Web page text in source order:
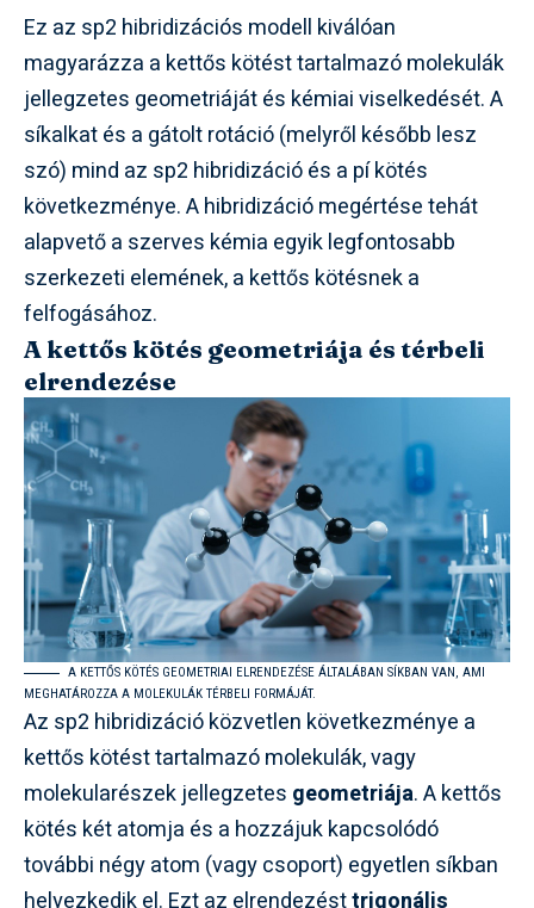
Ez az sp2 hibridizációs modell kiválóan
magyarázza a kettős kötést tartalmazó molekulák
jellegzetes geometriáját és kémiai viselkedését. A
síkalkat és a gátolt rotáció (melyről később lesz
szó) mind az sp2 hibridizáció és a pí kötés
következménye. A hibridizáció megértése tehát
alapvető a szerves kémia egyik legfontosabb
szerkezeti elemének, a kettős kötésnek a
felfogásához.
A kettős kötés geometriája és térbeli
elrendezése
A KETTŐS KÖTÉS GEOMETRIAI ELRENDEZÉSE ÁLTALÁBAN SÍKBAN VAN, AMI
MEGHATÁROZZA A MOLEKULÁK TÉRBELI FORMÁJÁT.
Az sp2 hibridizáció közvetlen következménye a
kettős kötést tartalmazó molekulák, vagy
molekularészek jellegzetes geometriája. A kettős
kötés két atomja és a hozzájuk kapcsolódó
további négy atom (vagy csoport) egyetlen síkban
helyezkedik el. Ezt az elrendezésttrigonális